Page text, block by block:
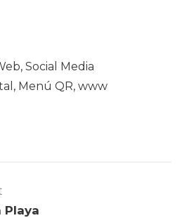
, Social Media
, Menú QR, www
Playa